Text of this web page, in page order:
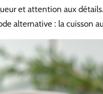
et attention aux
alternative : la cuisson